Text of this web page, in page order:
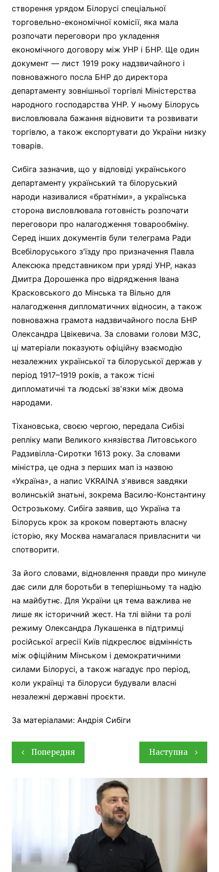
створення урядом Білорусі спеціальної
торговельно-економічної комісії, яка мала
розпочати переговори про укладення
економічного договору між УНР і БНР. Ще один
документ — лист 1919 року надзвичайного і
повноважного посла БНР до директора
департаменту зовнішньої торгівлі Міністерства
народного господарства УНР. У ньому Білорусь
висловлювала бажання відновити та розвивати
торгівлю, а також експортувати до України низку
товарів.
Сибіга зазначив, що у відповіді українського
департаменту український та білоруський
народи називалися «братніми», а українська
сторона висловлювала готовність розпочати
переговори про налагодження товарообміну.
Серед інших документів були телеграма Ради
Всебілоруського з'їзду про призначення Павла
Алексюка представником при уряді УНР, наказ
Дмитра Дорошенка про відрядження Івана
Красковського до Мінська та Вільно для
налагодження дипломатичних відносин, а також
повноважна грамота надзвичайного посла БНР
Олександра Цвікевича. За словами голови МЗС,
ці матеріали показують офіційну взаємодію
незалежних української та білоруської держав у
період 1917–1919 років, а також тісні
дипломатичні та людські зв'язки між двома
народами.
Тіхановська, своєю чергою, передала Сибізі
репліку мапи Великого князівства Литовського
Радзивілла-Сиротки 1613 року. За словами
міністра, це одна з перших мап із назвою
«Україна», а напис VKRAINA з'явився завдяки
волинській знатьні, зокрема Василю-Константину
Острозькому. Сибіга заявив, що Україна та
Білорусь крок за кроком повертають власну
історію, яку Москва намагалася привласнити чи
спотворити.
За його словами, відновлення правди про минуле
дає сили для боротьби в теперішньому та надію
на майбутнє. Для України ця тема важлива не
лише як історичний жест. На тлі війни та ролі
режиму Олександра Лукашенка в підтримці
російської агресії Київ підкреслює відмінність
між офіційним Мінськом і демократичними
силами Білорусі, а також нагадує про період,
коли українці та білоруси будували власні
незалежні державні проєкти.
За матеріалами: Андрія Сибіги
Навігація
записів
Попередня Наступна